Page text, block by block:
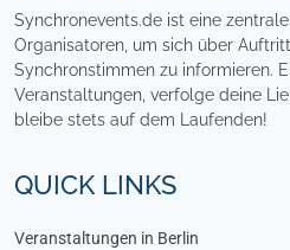
Synchronevents.de ist eine
Organisatoren, um sich über
Synchronstimmen zu informieren.
Veranstaltungen, verfolge deine
bleibe stets auf dem Laufenden!
QUICK LINKS
Veranstaltungen in Berlin